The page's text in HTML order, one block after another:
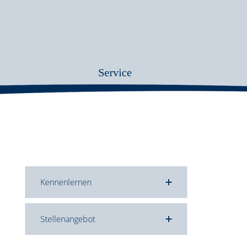
Service
Kennenlernen
Stellenangebot